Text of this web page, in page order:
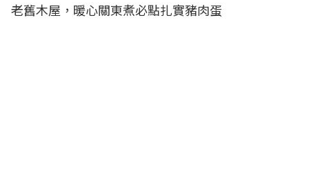
老舊木屋，暖心關東煮必點扎實豬肉蛋